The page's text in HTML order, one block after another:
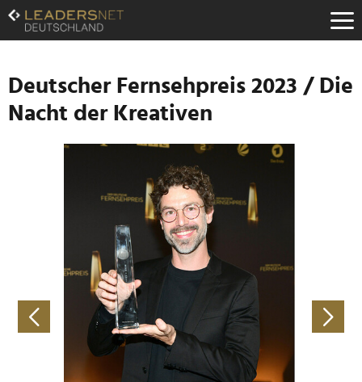
Zum
Inhalt
Zur
Navigation
Zur
Hauptnavigation
Deutscher Fernsehpreis 2023 / Die
Nacht der Kreativen